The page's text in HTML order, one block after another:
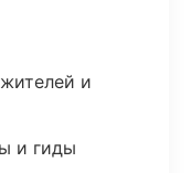
и
и гиды